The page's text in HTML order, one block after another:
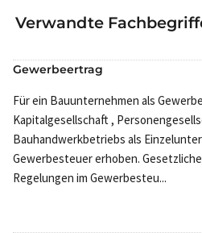
Verwandte
Gewerbeertrag
Für ein Bauunternehmen als
Kapitalgesellschaft ,
Bauhandwerkbetriebs als
Gewerbesteuer erhoben.
Regelungen im Gewerbesteu...